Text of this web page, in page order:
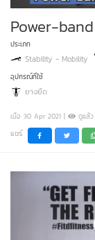
Power-
ประเภท
Stability - Mobility
อุปกรณ์ที่ใช้
ยางยืด
เมื่อ 30 Apr 2021 | ดูแล้ว
แชร์